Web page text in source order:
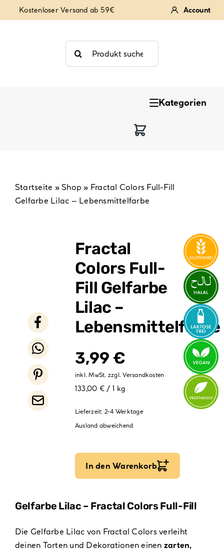
Inhalt
Kostenloser Versand ab 59€ Account
Suche
nach:
Kategorien
Backzubehör & Backwerkzeug
Partydekoration
Startseite »Shop » Fractal Colors Full-Fill
Gelfarbe Lilac – Lebensmittelfarbe
Fractal
Colors Full-
Fill Gelfarbe
Lilac –
Lebensmittelfarbe
3,99 €
inkl. MwSt. zzgl.Versandkosten
133,00 € / 1 kg
Lieferzeit: 2-4 Werktage
Ausland abweichend
In den Warenkorb
Gelfarbe Lilac – Fractal Colors Full-Fill
Die Gelfarbe Lilac von Fractal Colors verleiht
deinen Torten und Dekorationen einen zarten,